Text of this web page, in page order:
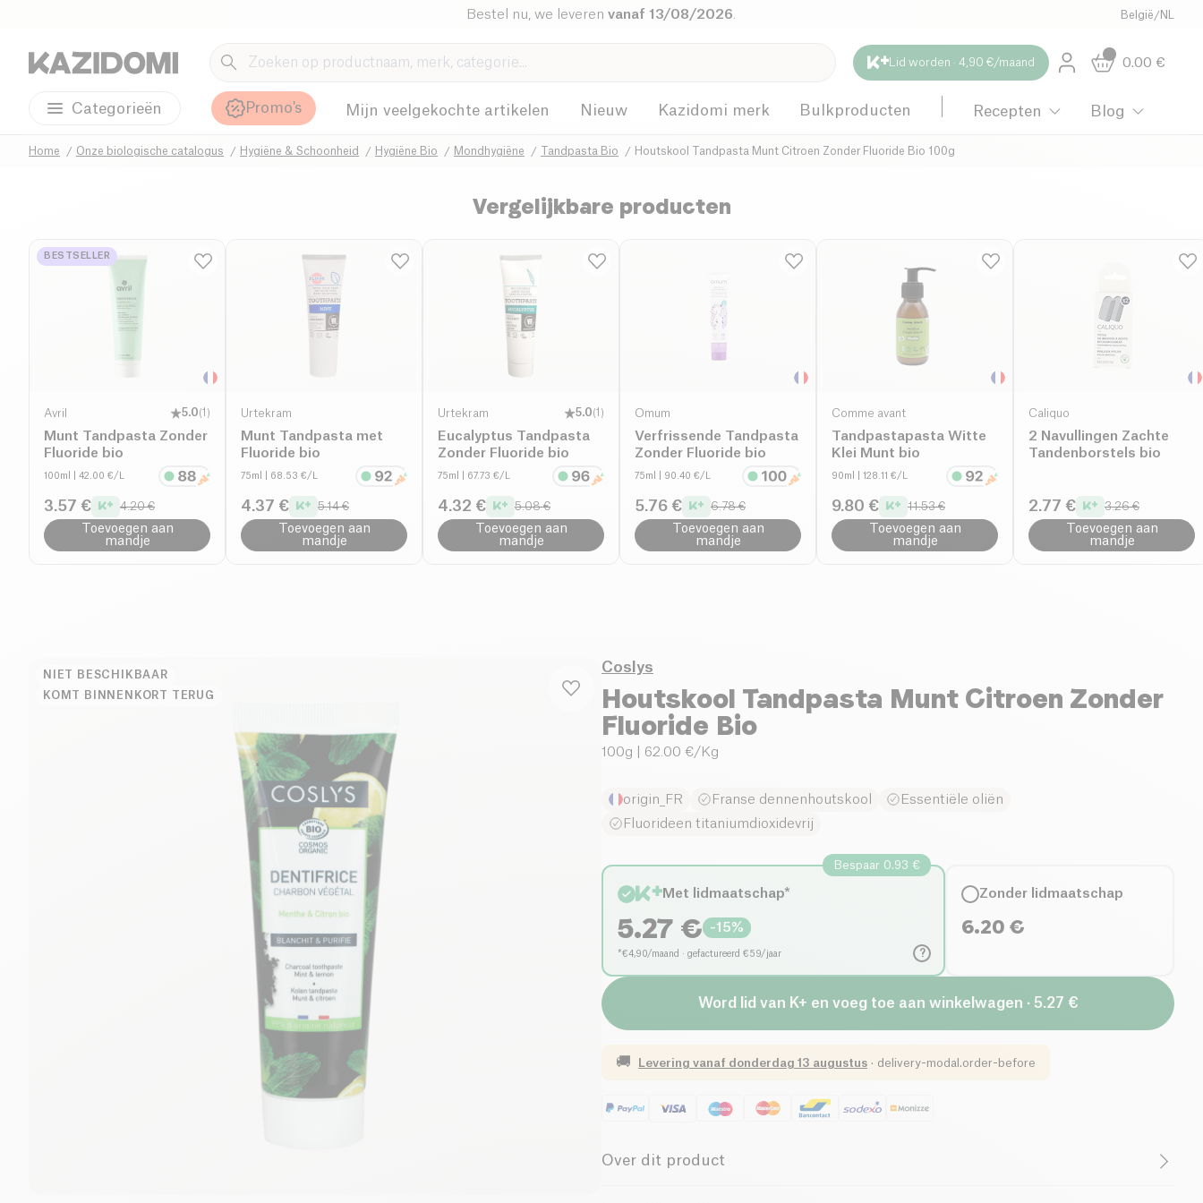
Bestel nu, we leverenvanaf 13/08/2026 België /NL
Lid worden · 4,90 €/maand 0.00 €
Categorieën Promo's Mijn veelgekochte artikelen Nieuw Kazidomi merk Bulkproducten Recepten Blog
Home Onze biologische catalogus Hygiëne & Schoonheid Hygiëne Bio Mondhygiëne Tandpasta Bio Houtskool Tandpasta Munt Citroen Zonder Fluoride Bio 100g
Vergelijkbare producten
BESTSELLER
Avril 5.0(1 )
Munt Tandpasta Zonder
Fluoride bio
100ml | 42.00 €/L
3.57 € 4.20 €
Toevoegen aan
mandje
Urtekram
Munt Tandpasta met
Fluoride bio
75ml | 68.53 €/L
4.37 € 5.14 €
Toevoegen aan
mandje
Urtekram 5.0(1 )
Eucalyptus Tandpasta
Zonder Fluoride bio
75ml | 67.73 €/L
4.32 € 5.08 €
Toevoegen aan
mandje
Omum
Verfrissende Tandpasta
Zonder Fluoride bio
75ml | 90.40 €/L
5.76 € 6.78 €
Toevoegen aan
mandje
Comme avant
Tandpastapasta Witte
Klei Munt bio
90ml | 128.11 €/L
9.80 € 11.53 €
Toevoegen aan
mandje
Caliquo
2 Navullingen Zachte
Tandenborstels bio
2.77 € 3.26 €
Toevoegen aan
mandje
NIET BESCHIKBAAR
KOMT BINNENKORT TERUG
Coslys
Houtskool Tandpasta Munt Citroen Zonder
Fluoride Bio
100g | 62.00 €/Kg
origin_FR Franse dennenhoutskool
Essentiële oliën
Fluorideen titaniumdioxidevrij
?
Bespaar 0.93 €
Met lidmaatschap*
5.27 € -15%
*€4,90/maand · gefactureerd €59/jaar
Zonder lidmaatschap
6.20 €
Word lid van K+ en voeg toe aan winkelwagen · 5.27 €
🚚 Levering vanaf donderdag 13 augustus · delivery-modal.order-before
Over dit product